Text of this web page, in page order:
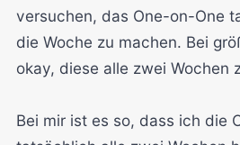
versuchen, das One-on-One
die Woche zu machen. Bei
okay, diese alle zwei Wochen
Bei mir ist es so, dass ich die